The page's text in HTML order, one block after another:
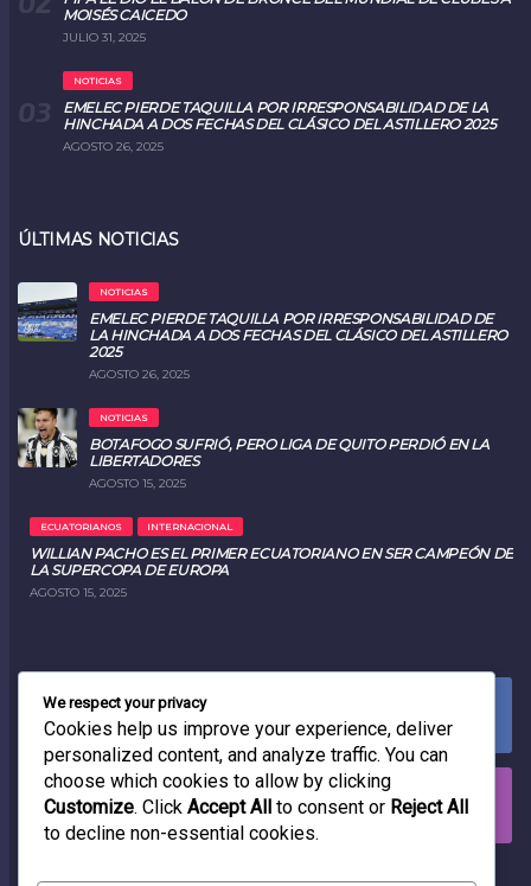
MOISÉS CAICEDO
JULIO 31, 2025
NOTICIAS
EMELEC PIERDE TAQUILLA POR IRRESPONSABILIDAD DE LA
HINCHADA A DOS FECHAS DEL CLÁSICO DEL ASTILLERO 2025
AGOSTO 26, 2025
ÚLTIMAS NOTICIAS
NOTICIAS
EMELEC PIERDE TAQUILLA POR IRRESPONSABILIDAD DE
LA HINCHADA A DOS FECHAS DEL CLÁSICO DEL ASTILLERO
2025
AGOSTO 26, 2025
NOTICIAS
BOTAFOGO SUFRIÓ, PERO LIGA DE QUITO PERDIÓ EN LA
LIBERTADORES
AGOSTO 15, 2025
ECUATORIANOS INTERNACIONAL
WILLIAN PACHO ES EL PRIMER ECUATORIANO EN SER CAMPEÓN DE
LA SUPERCOPA DE EUROPA
AGOSTO 15, 2025
FACEBOOK
0LIKES
INSTAGRAM
0FOLLOWERS
We respect your privacy
Cookies help us improve your experience, deliver
personalized content, and analyze traffic. You can
choose which cookies to allow by clicking
Customize. Click Accept All to consent or Reject All
to decline non-essential cookies.